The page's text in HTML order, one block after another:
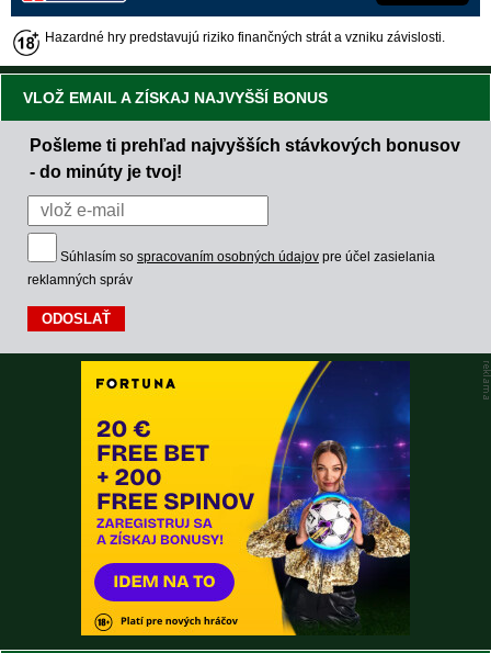
Hazardné hry predstavujú riziko finančných strát a vzniku závislosti.
VLOŽ EMAIL A ZÍSKAJ NAJVYŠŠÍ BONUS
Pošleme ti prehľad najvyšších stávkových bonusov
- do minúty je tvoj!
Súhlasím so spracovaním osobných údajov pre účel zasielania
reklamných správ